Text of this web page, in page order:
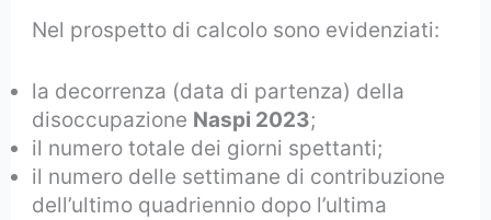
Nel prospetto di calcolo sono evidenziati:
la decorrenza (data di partenza) della
disoccupazione Naspi 2023;
il numero totale dei giorni spettanti;
il numero delle settimane di contribuzione
dell’ultimo quadriennio dopo l’ultima